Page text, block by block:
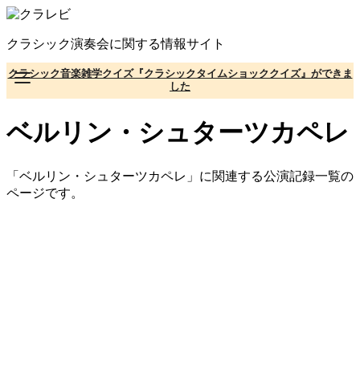
コ
テ
ン
ツ
へ
動
クラシック演奏会に関する情報サイト
クラシック音楽雑学クイズ『クラシックタイムショッククイズ』ができま
した
ベルリン・シュターツカペレ
「ベルリン・シュターツカペレ」に関連する公演記録一覧の
ページです。